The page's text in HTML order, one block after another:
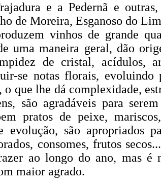
e a Pedernã e
de Moreira, Esganoso do
vinhos de grande
uma maneira geral, dão
de cristal, acídulos,
se notas florais, evoluindo
o que lhe dá complexidade,
são agradáveis para
pratos de peixe,
evolução, são apropriados
consomes, frutos
ao longo do ano, mas é
maior agrado.